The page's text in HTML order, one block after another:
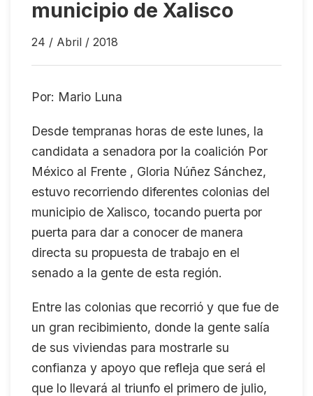
municipio de Xalisco
24 / Abril / 2018
Por: Mario Luna
Desde tempranas horas de este lunes, la
candidata a senadora por la coalición Por
México al Frente , Gloria Núñez Sánchez,
estuvo recorriendo diferentes colonias del
municipio de Xalisco, tocando puerta por
puerta para dar a conocer de manera
directa su propuesta de trabajo en el
senado a la gente de esta región.
Entre las colonias que recorrió y que fue de
un gran recibimiento, donde la gente salía
de sus viviendas para mostrarle su
confianza y apoyo que refleja que será el
que lo llevará al triunfo el primero de julio,